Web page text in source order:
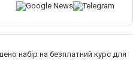
набір на безплатний курс для